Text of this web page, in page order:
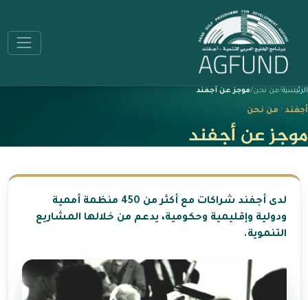
الرئيسية من نحن موجز عن أجفند
أجفند · من نحن
موجز عن أجفند
لدى أجفند شراكات مع أكثر من 450 منظمة أممية
ودولية وإقليمية وحكومية، يدعم من خلالها المشاريع
التنموية.